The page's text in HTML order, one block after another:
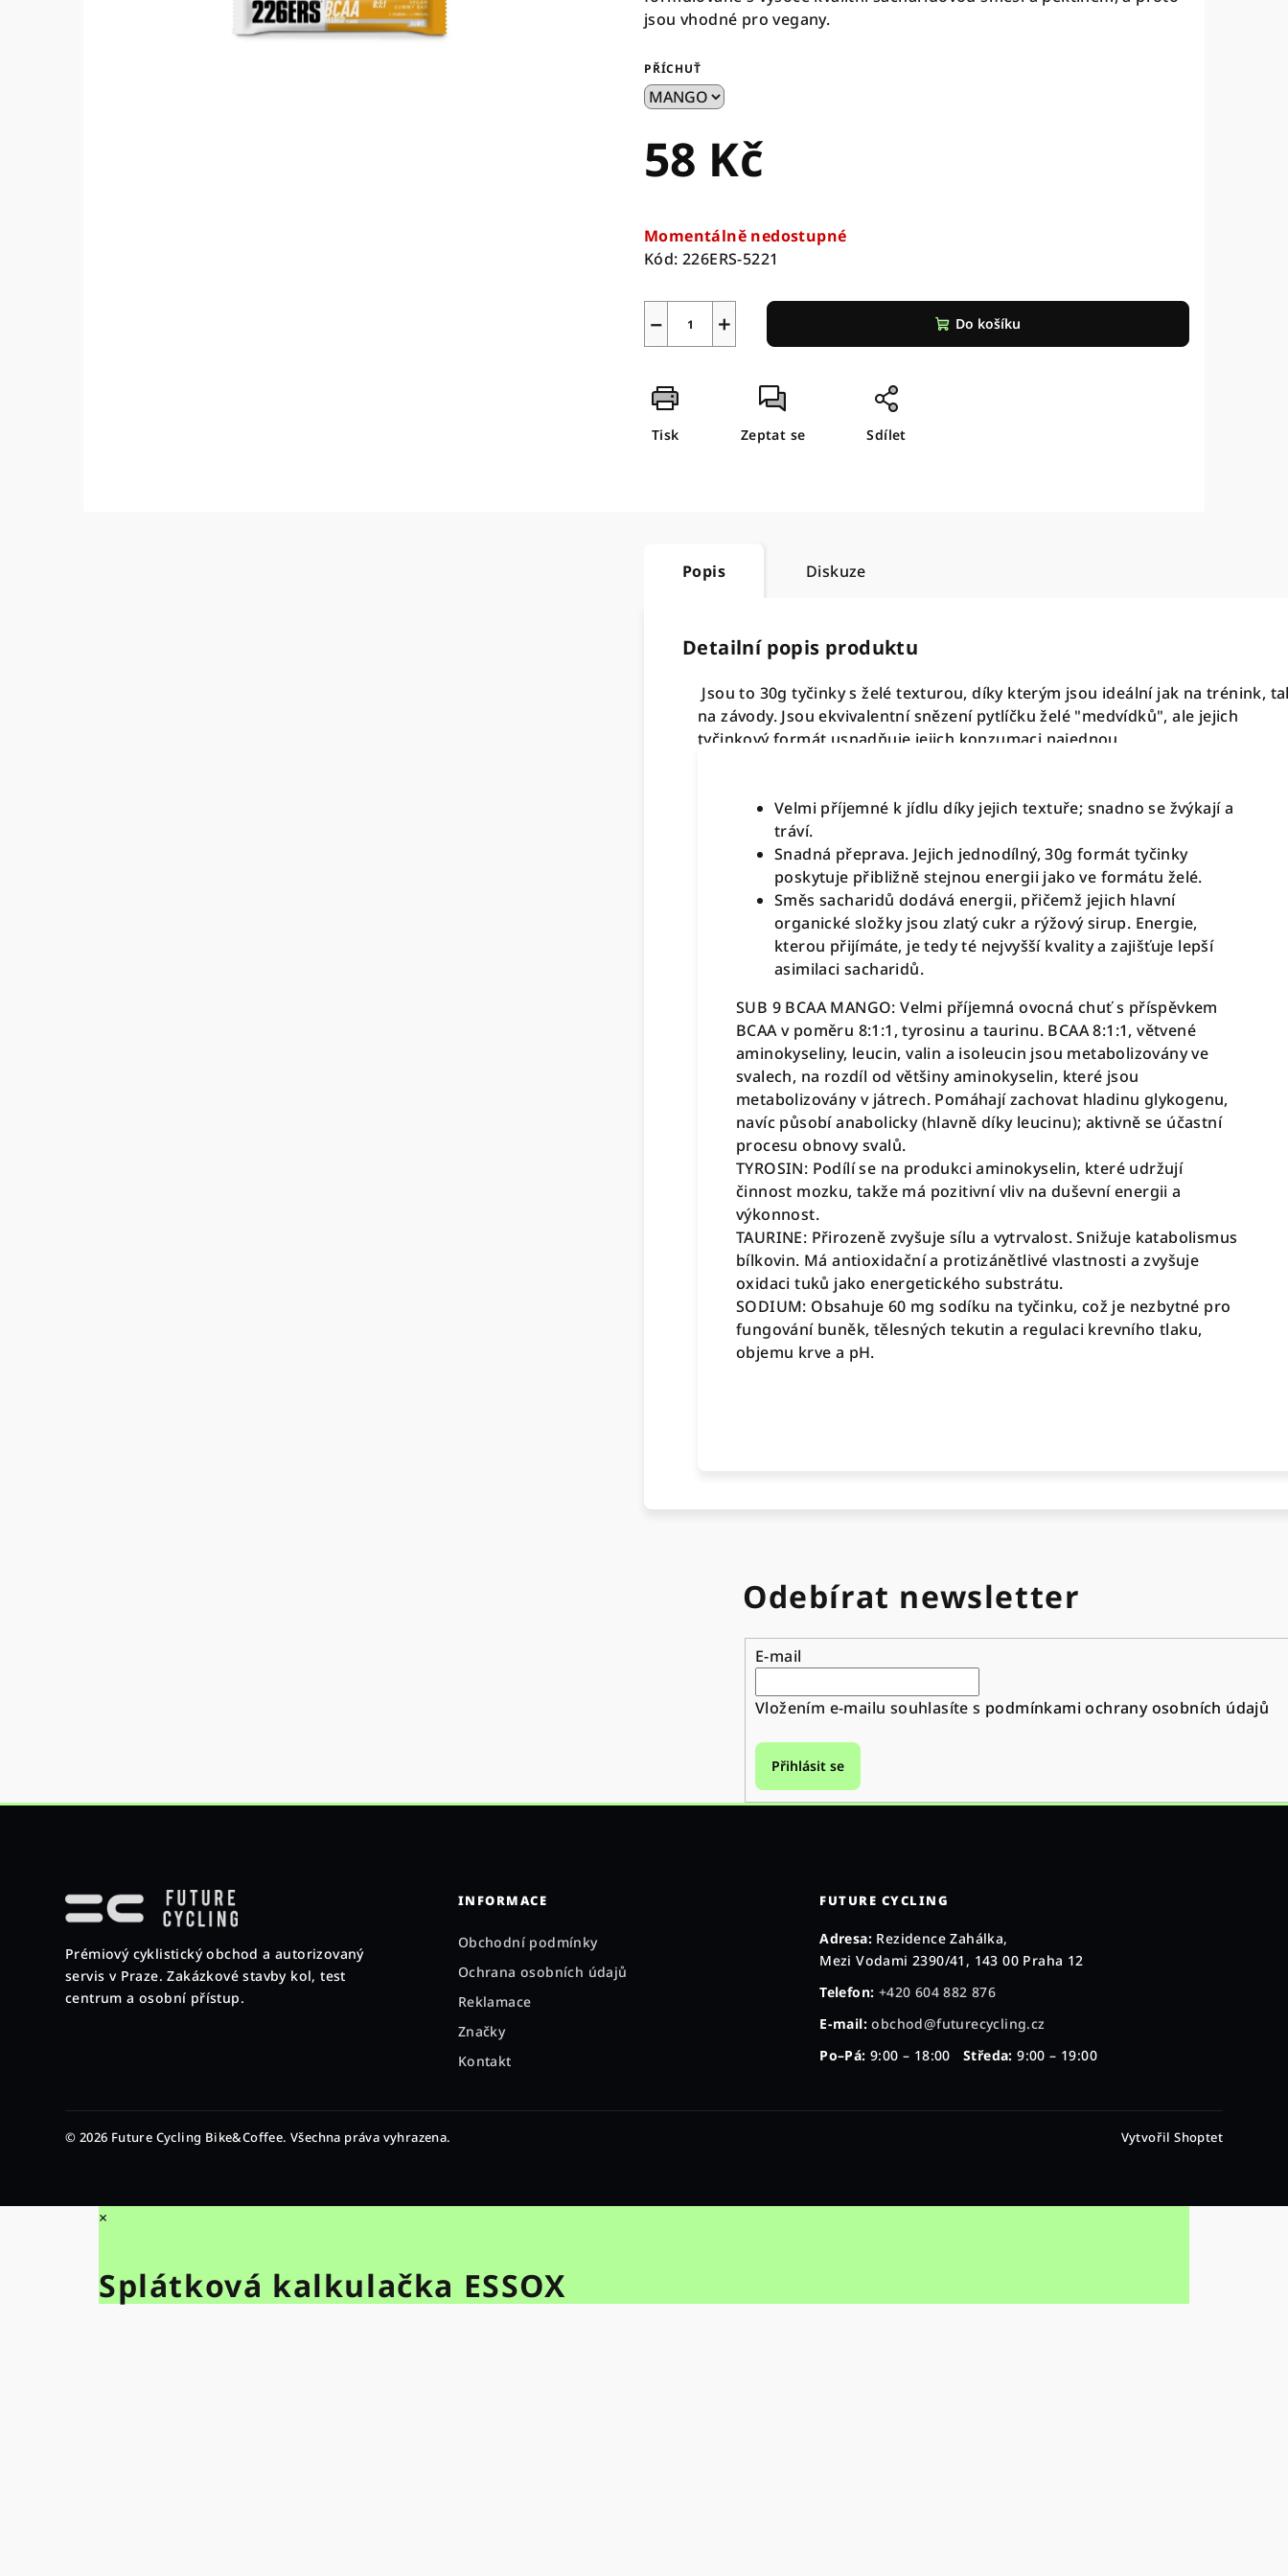
jsou vhodné pro vegany.
PŘÍCHUŤ
58 Kč
cena:
Momentálně nedostupné
Kód: 226ERS-5221
+
− Do košíku
Tisk Zeptat se Sdílet
Popis Diskuze
Detailní popis produktu
Jsou to 30g tyčinky s želé texturou, díky kterým jsou ideální jak na trénink,
na závody. Jsou ekvivalentní snězení pytlíčku želé "medvídků", ale jejich
tyčinkový formát usnadňuje jejich konzumaci najednou.
Velmi příjemné k jídlu díky jejich textuře; snadno se žvýkají a
tráví.
Snadná přeprava. Jejich jednodílný, 30g formát tyčinky
poskytuje přibližně stejnou energii jako ve formátu želé.
Směs sacharidů dodává energii, přičemž jejich hlavní
organické složky jsou zlatý cukr a rýžový sirup. Energie,
kterou přijímáte, je tedy té nejvyšší kvality a zajišťuje lepší
asimilaci sacharidů.
SUB 9 BCAA MANGO: Velmi příjemná ovocná chuť s příspěvkem
BCAA v poměru 8:1:1, tyrosinu a taurinu. BCAA 8:1:1, větvené
aminokyseliny, leucin, valin a isoleucin jsou metabolizovány ve
svalech, na rozdíl od většiny aminokyselin, které jsou
metabolizovány v játrech. Pomáhají zachovat hladinu glykogenu,
navíc působí anabolicky (hlavně díky leucinu); aktivně se účastní
procesu obnovy svalů.
TYROSIN: Podílí se na produkci aminokyselin, které udržují
činnost mozku, takže má pozitivní vliv na duševní energii a
výkonnost.
TAURINE: Přirozeně zvyšuje sílu a vytrvalost. Snižuje katabolismus
bílkovin. Má antioxidační a protizánětlivé vlastnosti a zvyšuje
oxidaci tuků jako energetického substrátu.
SODIUM: Obsahuje 60 mg sodíku na tyčinku, což je nezbytné pro
fungování buněk, tělesných tekutin a regulaci krevního tlaku,
objemu krve a pH.
Odebírat newsletter
E-mail
Vložením e-mailu souhlasíte s podmínkami ochrany osobních údajů
Přihlásit se
Prémiový cyklistický obchod a autorizovaný
servis v Praze. Zakázkové stavby kol, test
centrum a osobní přístup.
INFORMACE
Obchodní podmínky
Ochrana osobních údajů
Reklamace
Značky
Kontakt
FUTURE CYCLING
Adresa: Rezidence Zahálka,
Mezi Vodami 2390/41, 143 00 Praha 12
Telefon: +420 604 882 876
E-mail: obchod@futurecycling.cz
Po–Pá: 9:00 – 18:00Středa: 9:00 – 19:00
© 2026 Future Cycling Bike&Coffee. Všechna práva vyhrazena. Vytvořil Shoptet
×
Splátková kalkulačka ESSOX